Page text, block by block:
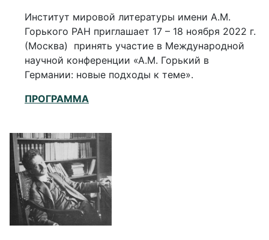
Институт мировой литературы имени А.М.
Горького РАН приглашает 17 – 18 ноября 2022 г.
(Москва) принять участие в Международной
научной конференции «А.М. Горький в
Германии: новые подходы к теме».
ПРОГРАММА